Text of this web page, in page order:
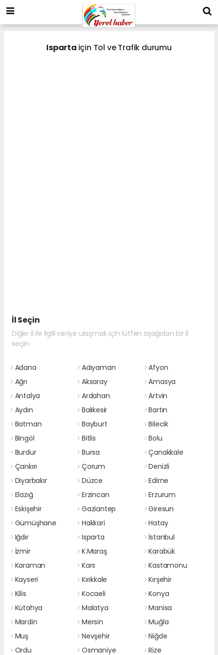
Isparta için Tol ve Trafik durumu
İl Seçin
Diğer il ile ilgili veriye ulaşmak için lütfen aşağıdan bir il
seçin
Adana Adıyaman
Afyon
Ağrı
Aksaray
Amasya
Antalya
Ardahan
Artvin
Aydın
Balıkesir
Bartın
Batman
Bayburt
Bilecik
Bingöl
Bitlis
Bolu
Burdur
Bursa
Çanakkale
Çankırı
Çorum
Denizli
Diyarbakır
Düzce
Edirne
Elazığ
Erzincan
Erzurum
Eskişehir
Gaziantep
Giresun
Gümüşhane
Hakkari
Hatay
Iğdır
Isparta
İstanbul
İzmir
K.Maraş
Karabük
Karaman
Kars
Kastamonu
Kayseri
Kırıkkale
Kırşehir
Kilis
Kocaeli
Konya
Kütahya
Malatya
Manisa
Mardin
Mersin
Muğla
Muş
Nevşehir
Niğde
Ordu
Osmaniye Rize